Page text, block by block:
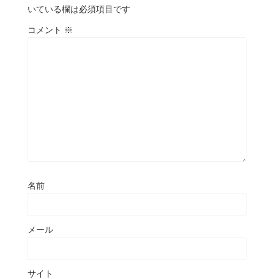
いている欄は必須項目です
コメント ※
名前
メール
サイト